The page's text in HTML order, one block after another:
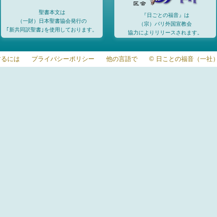
聖書本文は
（一財）日本聖書協会発行の
｢新共同訳聖書｣を使用しております。
『日ごとの福音』は
（宗）パリ外国宣教会
協力によりリリースされます。
には プライバシーポリシー 他の言語で © 日ことの福音（一社